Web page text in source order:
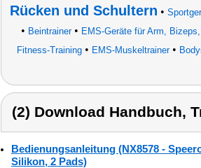
Rücken und Schultern •
• Beintrainer• EMS-Geräte für Arm,
Fitness-Training • EMS-Muskeltrainer•
(2) Download Handbuch,
Bedienungsanleitung (NX8578 -
Silikon, 2 Pads)